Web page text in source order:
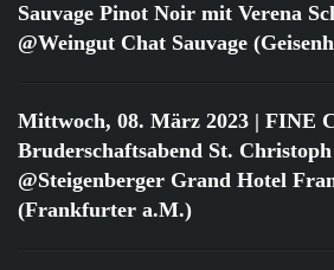
Sauvage Pinot Noir mit Verena
@Weingut Chat Sauvage
Mittwoch, 08. März 2023 | FINE
Bruderschaftsabend St. Christoph
@Steigenberger Grand Hotel
(Frankfurter a.M.)